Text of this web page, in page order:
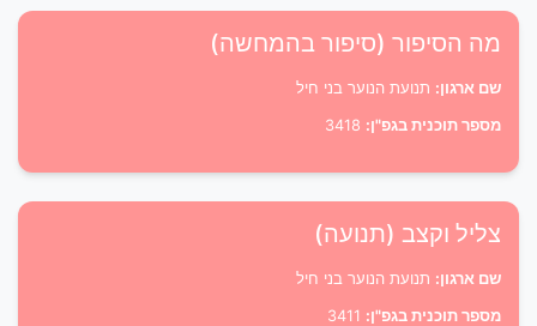
מה הסיפור (סיפור בהמחשה)
שם ארגון: תנועת הנוער בני חיל
מספר תוכנית בגפ"ן:
צליל וקצב (תנועה)
שם ארגון: תנועת הנוער בני חיל
מספר תוכנית בגפ"ן: